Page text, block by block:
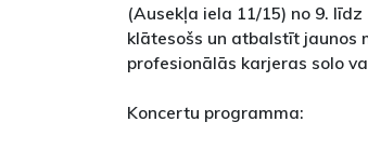
(Ausekļa iela 11/15) no 9.
klātesošs un atbalstīt jaunos
profesionālās karjeras solo
Koncertu programma: